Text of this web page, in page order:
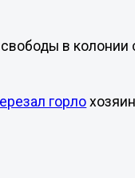
в
горло